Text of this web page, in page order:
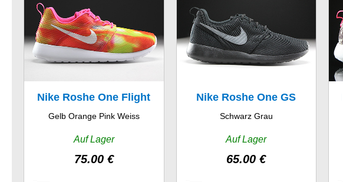
Nike Roshe One Flight
Weight GS
Gelb Orange Pink Weiss
Auf Lager
75.00 €
Nike Roshe One GS
Schwarz Grau
Auf Lager
65.00 €